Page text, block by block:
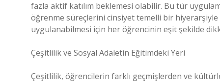
fazla aktif katılım beklemesi olabilir. Bu tür
öğrenme süreçlerini cinsiyet temelli bir
uygulanabilmesi için her öğrencinin eşit şekilde
Çeşitlilik ve Sosyal Adaletin Eğitimdeki Yeri
Çeşitlilik, öğrencilerin farklı geçmişlerden ve